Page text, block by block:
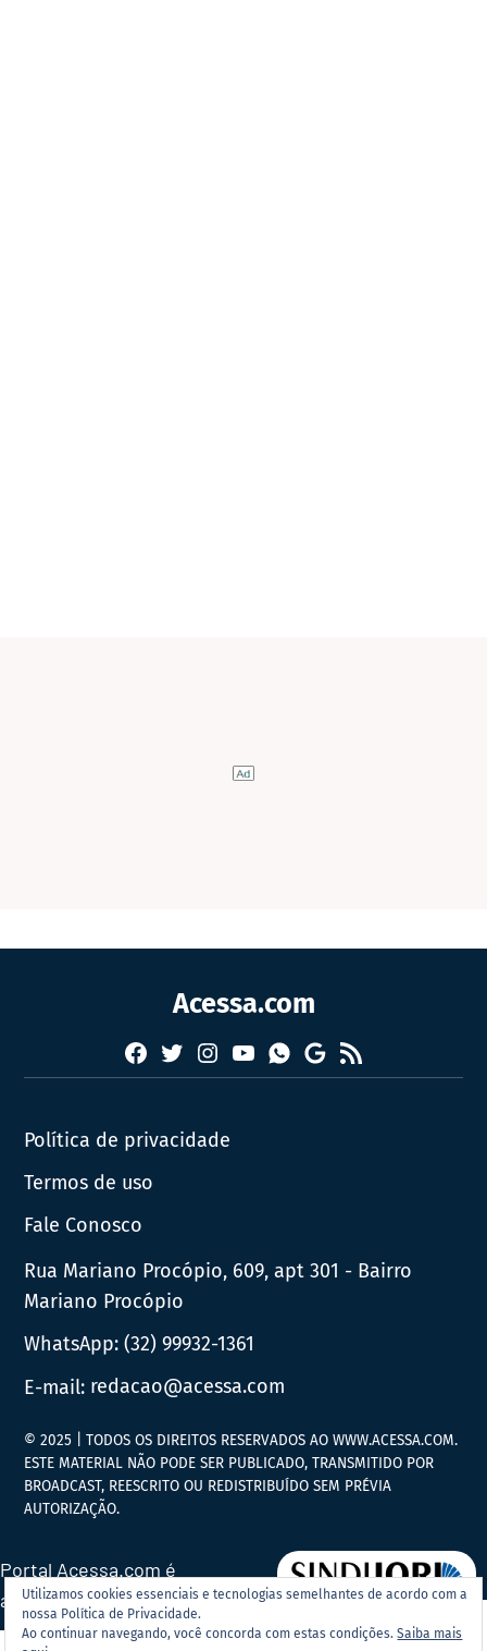
Acessa.com
Facebook
TwitterInstagram
YouTubeWhatsapp
Google
News
RSS
Política de privacidade
Termos de uso
Fale Conosco
Rua Mariano Procópio, 609, apt 301 - Bairro
Mariano Procópio
WhatsApp:(32) 99932-1361
E-mail: redacao@acessa.com
Utilizamos cookies essenciais e tecnologias semelhantes de acordo com a
nossa Política de Privacidade.
Ao continuar navegando, você concorda com estas condições.Saiba mais
© 2025 | TODOS OS DIREITOS RESERVADOS AO WWW.ACESSA.COM.
ESTE MATERIAL NÃO PODE SER PUBLICADO, TRANSMITIDO POR
BROADCAST, REESCRITO OU REDISTRIBUÍDO SEM PRÉVIA
AUTORIZAÇÃO.
Portal Acessa.com é
associado ao